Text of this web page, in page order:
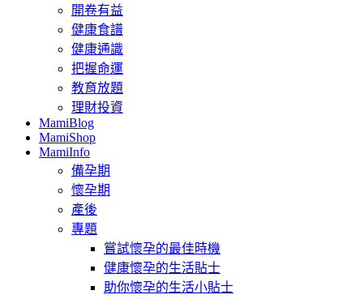
開卷有益
健康食譜
健康通識
把握命運
教育放題
理財投資
MamiBlog
MamiShop
MamiInfo
備孕期
懷孕期
產後
專題
嘗試懷孕的最佳時機
健康懷孕的生活貼士
助你懷孕的生活小貼士